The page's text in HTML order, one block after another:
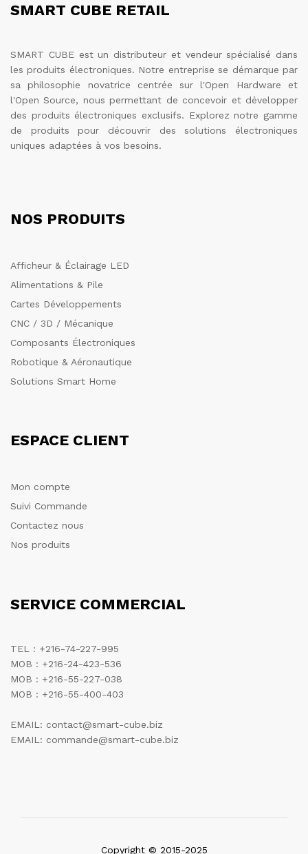
SMART CUBE RETAIL
SMART CUBE est un distributeur et vendeur spécialisé dans
les produits électroniques. Notre entreprise se démarque par
sa philosophie novatrice centrée sur l'Open Hardware et
l'Open Source, nous permettant de concevoir et développer
des produits électroniques exclusifs. Explorez notre gamme
de produits pour découvrir des solutions électroniques
uniques adaptées à vos besoins.
NOS PRODUITS
Afficheur & Éclairage LED
Alimentations & Pile
Cartes Développements
CNC / 3D / Mécanique
Composants Électroniques
Robotique & Aéronautique
Solutions Smart Home
ESPACE CLIENT
Mon compte
Suivi Commande
Contactez nous
Nos produits
SERVICE COMMERCIAL
TEL : +216-74-227-995
MOB : +216-24-423-536
MOB : +216-55-227-038
MOB : +216-55-400-403
EMAIL: contact@smart-cube.biz
EMAIL: commande@smart-cube.biz
Copyright © 2015-2025